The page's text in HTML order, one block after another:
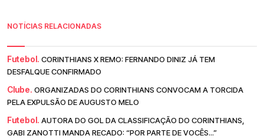
NOTÍCIAS RELACIONADAS
Futebol. CORINTHIANS X REMO: FERNANDO DINIZ JÁ TEM
DESFALQUE CONFIRMADO
Clube. ORGANIZADAS DO CORINTHIANS CONVOCAM A TORCIDA
PELA EXPULSÃO DE AUGUSTO MELO
Futebol. AUTORA DO GOL DA CLASSIFICAÇÃO DO CORINTHIANS,
GABI ZANOTTI MANDA RECADO: “POR PARTE DE VOCÊS...”